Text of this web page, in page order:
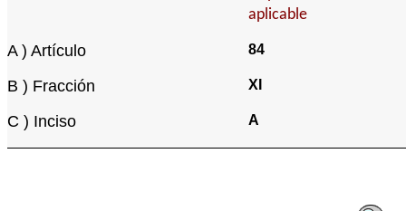
aplicable
A ) Artículo 84
B ) Fracción XI
C ) Inciso A